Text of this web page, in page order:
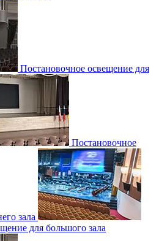
Постановочное освещение для
Постановочное
зала
для большого зала